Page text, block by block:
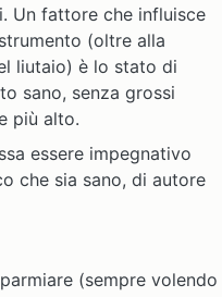
Un fattore che influisce
(oltre alla
liutaio) è lo stato di
sano, senza grossi
più alto.
essere impegnativo
che sia sano, di autore
(sempre volendo